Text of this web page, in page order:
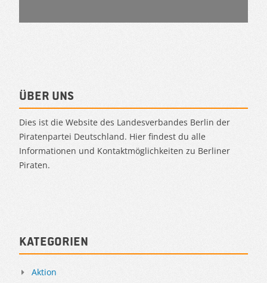
Über uns
Dies ist die Website des Landesverbandes Berlin der
Piratenpartei Deutschland. Hier findest du alle
Informationen und Kontaktmöglichkeiten zu Berliner
Piraten.
Kategorien
Aktion